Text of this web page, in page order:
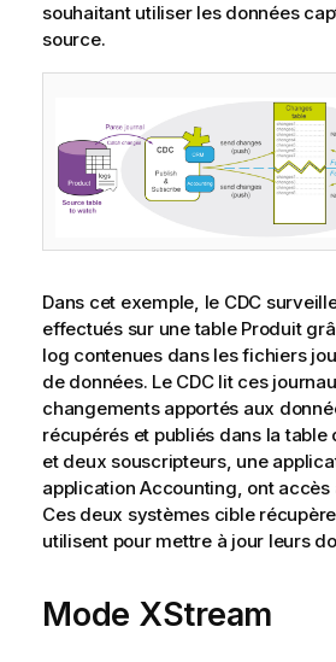
souhaitant utiliser les données
source.
Dans cet exemple, le CDC
effectués sur une table Produit
log contenues dans les fichiers
de données. Le CDC lit ces
changements apportés aux
récupérés et publiés dans la table
et deux souscripteurs, une
application Accounting, ont accès
Ces deux systèmes cible
utilisent pour mettre à jour leurs
Mode XStream